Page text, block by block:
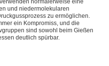
normalerweise eine
und niedermolekularen
zu ermöglichen.
ein Kompromiss, und die
sind sowohl beim Gießen
deutlich spürbar.